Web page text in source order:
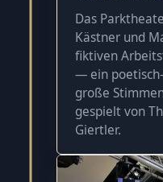
Das
Kästner und
fiktiven
— ein
große
gespielt von
Giertler.